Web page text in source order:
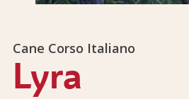
Cane Corso Italiano
Lyra